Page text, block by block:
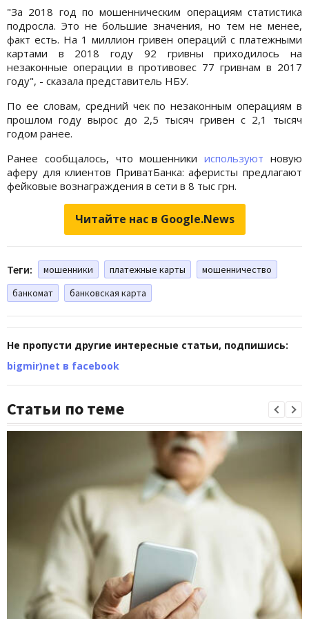
"За 2018 год по мошенническим операциям статистика
подросла. Это не большие значения, но тем не менее,
факт есть. На 1 миллион гривен операций с платежными
картами в 2018 году 92 гривны приходилось на
незаконные операции в противовес 77 гривнам в 2017
году", - сказала представитель НБУ.
По ее словам, средний чек по незаконным операциям в
прошлом году вырос до 2,5 тысяч гривен с 2,1 тысяч
годом ранее.
Ранее сообщалось, что мошенникииспользуют новую
аферу для клиентов ПриватБанка: аферисты предлагают
фейковые вознаграждения в сети в 8 тыс грн.
Читайте нас в Google.News
Теги: мошенники платежные карты
мошенничество
банкомат
банковская карта
Не пропусти другие интересные статьи, подпишись:
bigmir)net в facebook
Статьи по теме